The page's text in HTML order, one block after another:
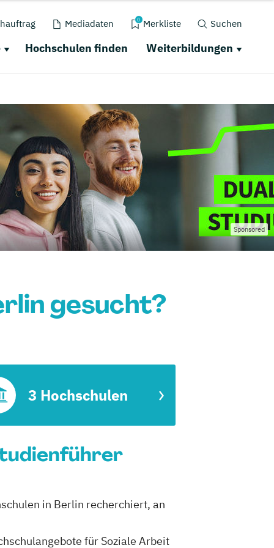
Mediadaten 0 Merkliste Suchen
Hochschulen finden Weiterbildungen
Sponsored
gesucht?
3 Hochschulen
in Berlin recherchiert, an
für Soziale Arbeit